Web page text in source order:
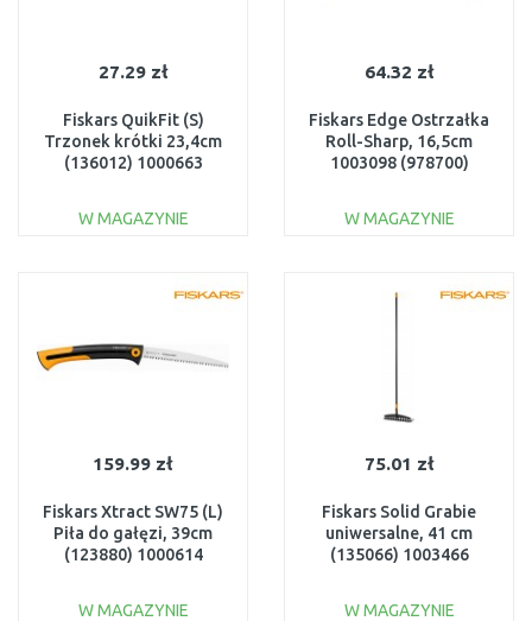
27.29 zł
Fiskars QuikFit (S)
Trzonek krótki 23,4cm
(136012) 1000663
W MAGAZYNIE
Do porównania
64.32 zł
Fiskars Edge Ostrzałka
Roll-Sharp, 16,5cm
1003098 (978700)
W MAGAZYNIE
Do porównania
159.99 zł
Fiskars Xtract SW75 (L)
Piła do gałęzi, 39cm
(123880) 1000614
W MAGAZYNIE
75.01 zł
Fiskars Solid Grabie
uniwersalne, 41 cm
(135066) 1003466
W MAGAZYNIE